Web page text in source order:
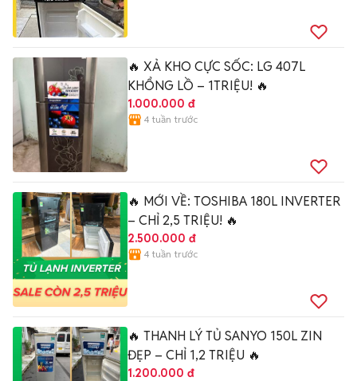
🔥 XẢ KHO CỰC SỐC: LG 407L
KHỔNG LỒ – 1TRIỆU! 🔥
1.000.000 đ
4 tuần trước
🔥 MỚI VỀ: TOSHIBA 180L INVERTER
– CHỈ 2,5 TRIỆU! 🔥
2.500.000 đ
4 tuần trước
🔥 THANH LÝ TỦ SANYO 150L ZIN
ĐẸP – CHỈ 1,2 TRIỆU 🔥
1.200.000 đ